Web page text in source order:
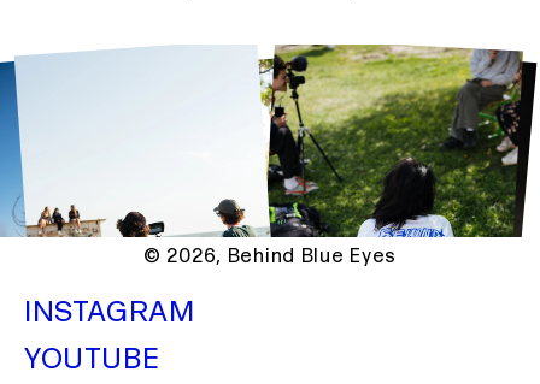
© 2026, Behind Blue Eyes
INSTAGRAM
YOUTUBE